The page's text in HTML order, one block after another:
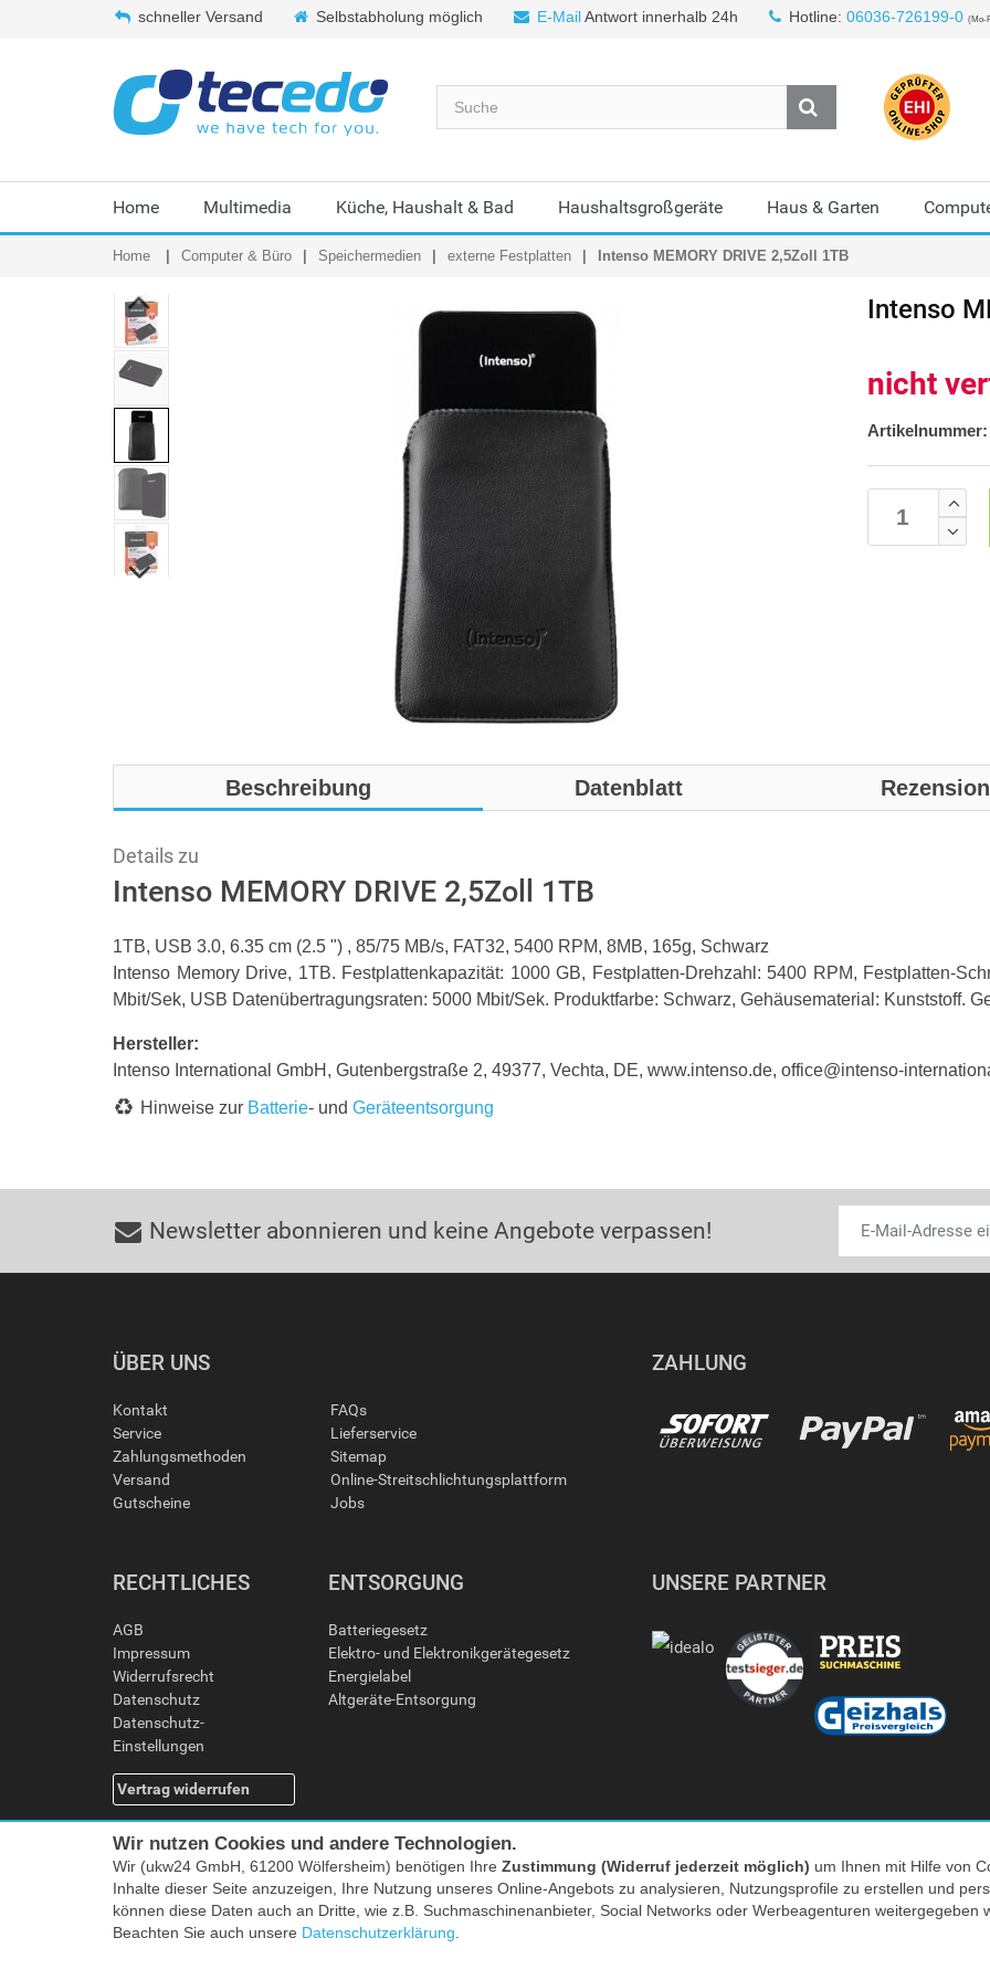
schneller Versand Selbstabholung möglich E-MailAntwort innerhalb 24h Hotline: 06036-726199-0 (Mo-
Home Multimedia Küche, Haushalt & Bad Haushaltsgroßgeräte Haus & Garten
Home Computer & Büro Speichermedien externe Festplatten Intenso MEMORY DRIVE 2,5Zoll 1TB
Intenso
nicht
Artikelnummer:
Beschreibung Datenblatt
Details zu
Intenso MEMORY DRIVE 2,5Zoll 1TB
1TB, USB 3.0, 6.35 cm (2.5 ") , 85/75 MB/s, FAT32, 5400 RPM, 8MB, 165g, Schwarz
Intenso Memory Drive, 1TB. Festplattenkapazität: 1000 GB, Festplatten-Drehzahl: 5400 RPM, Festplatten-
Mbit/Sek, USB Datenübertragungsraten: 5000 Mbit/Sek. Produktfarbe: Schwarz, Gehäusematerial: Kunststoff.
Hersteller:
Intenso International GmbH, Gutenbergstraße 2, 49377, Vechta, DE, www.intenso.de, office@intenso-
Hinweise zur Batterie- und Geräteentsorgung
Newsletter abonnieren und keine Angebote verpassen!
ÜBER UNS
Kontakt
Service
Zahlungsmethoden
Versand
Gutscheine
FAQs
Lieferservice
Sitemap
Online-Streitschlichtungsplattform
Jobs
ZAHLUNG
RECHTLICHES
AGB
Impressum
Widerrufsrecht
Datenschutz
Datenschutz-
Einstellungen
Vertrag widerrufen
ENTSORGUNG
Batteriegesetz
Elektro- und Elektronikgerätegesetz
Energielabel
Altgeräte-Entsorgung
UNSERE PARTNER
Facebook |twitter
Alle Preise inkl. MwSt. zzgl. Versand | *) Unverbindliche Preisempfehlung | **) Ehemaliger
Wir nutzen Cookies und andere Technologien.
Wir (ukw24 GmbH, 61200 Wölfersheim) benötigen Ihre Zustimmung (Widerruf jederzeit möglich) um Ihnen mit Hilfe von
Inhalte dieser Seite anzuzeigen, Ihre Nutzung unseres Online-Angebots zu analysieren, Nutzungsprofile zu erstellen und
können diese Daten auch an Dritte, wie z.B. Suchmaschinenanbieter, Social Networks oder Werbeagenturen
Beachten Sie auch unsere Datenschutzerklärung.